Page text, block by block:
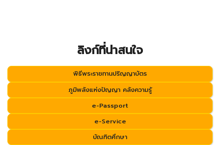
ลิงก์ที่น่าสนใจ
พิธีพระราชทานปริญญาบัตร
ภูมิพลังแห่งปัญญา คลังความรู้
e-Passport
e-Service
บัณฑิตศึกษา